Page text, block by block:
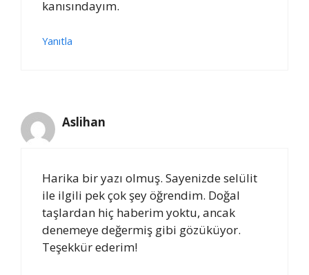
kanısındayım.
Yanıtla
Aslihan
Harika bir yazı olmuş. Sayenizde selülit
ile ilgili pek çok şey öğrendim. Doğal
taşlardan hiç haberim yoktu, ancak
denemeye değermiş gibi gözüküyor.
Teşekkür ederim!